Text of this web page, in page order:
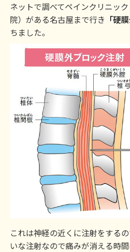
ネットで調べてペインクリニッ
院）がある名古屋まで行き 「硬
ちました。
これは神経の近くに注射をする
いな注射なので痛みが消える時間